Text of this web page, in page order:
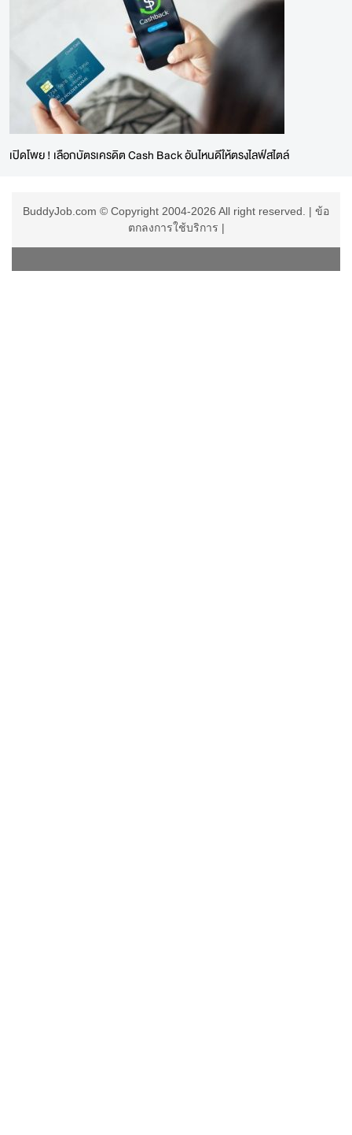
เปิดโพย ! เลือกบัตรเครดิต Cash Back อันไหนดีให้ตรงไลฟ์สไตล์
BuddyJob.com © Copyright 2004-2026 All right reserved. | ข้อ
ตกลงการใช้บริการ |